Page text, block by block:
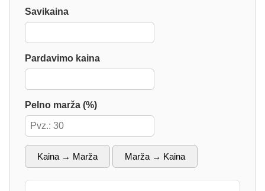
Savikaina
Pardavimo kaina
Pelno marža (%)
Kaina → Marža Marža → Kaina